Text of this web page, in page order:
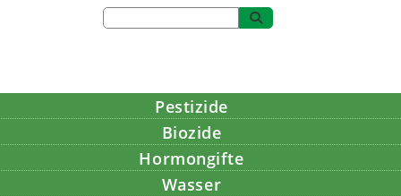
Pestizide
Biozide
Hormongifte
Wasser